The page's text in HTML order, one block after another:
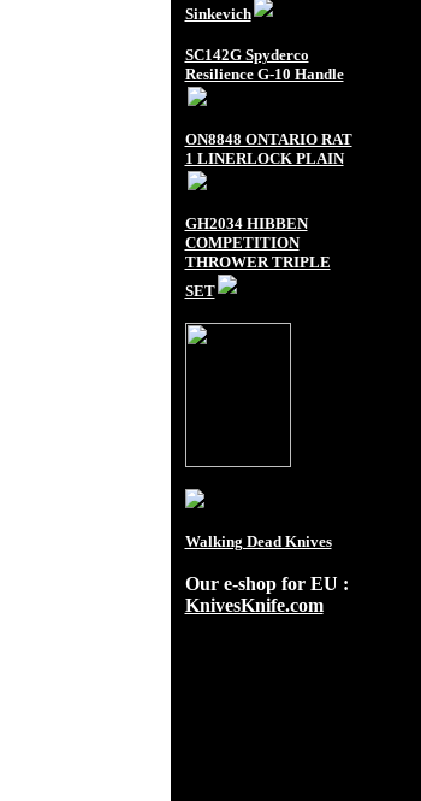
Sinkevich
SC142G Spyderco
Resilience G-10 Handle
ON8848 ONTARIO RAT
1 LINERLOCK PLAIN
GH2034 HIBBEN
COMPETITION
THROWER TRIPLE
SET
Walking Dead Knives
Our e-shop for EU :
KnivesKnife.com